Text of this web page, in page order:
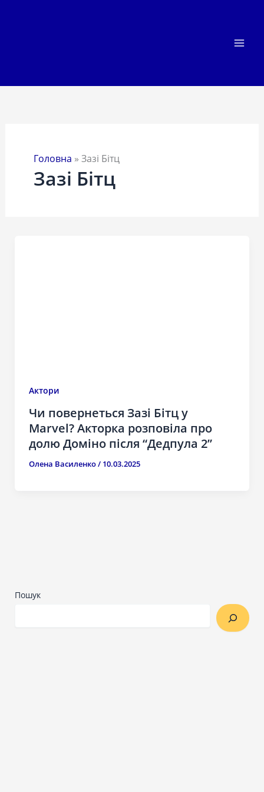
Головна » Зазі Бітц
Зазі Бітц
Актори
Чи повернеться Зазі Бітц у
Marvel? Акторка розповіла про
долю Доміно після “Дедпула 2”
Олена Василенко/ 10.03.2025
Пошук